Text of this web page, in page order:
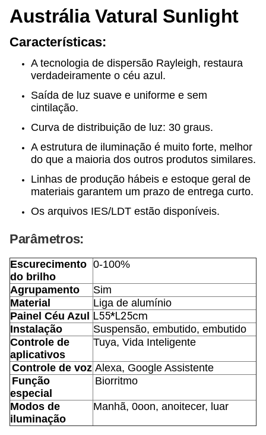
Austrália Vatural Sunlight
Características:
A tecnologia de dispersão Rayleigh, restaura
verdadeiramente o céu azul.
Saída de luz suave e uniforme e sem
cintilação.
Curva de distribuição de luz: 30 graus.
A estrutura de iluminação é muito forte, melhor
do que a maioria dos outros produtos similares.
Linhas de produção hábeis e estoque geral de
materiais garantem um prazo de entrega curto.
Os arquivos IES/LDT estão disponíveis.
Parâmetros:
Escurecimento
do brilho
0-100%
Agrupamento
Sim
Material
Liga de alumínio
Painel Céu Azul
L55*L25cm
Instalação
Suspensão, embutido, embutido
Controle de
aplicativos
Tuya, Vida Inteligente
Controle de voz Alexa, Google Assistente
Função
especial
Biorritmo
Modos de
iluminação
Manhã, 0oon, anoitecer, luar